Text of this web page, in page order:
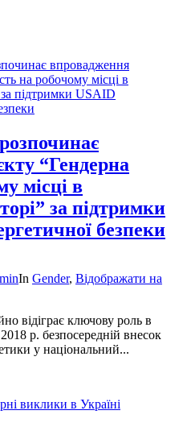
“Гендерна
місці в
за підтримки
безпеки
In Gender, Відображати на
відіграє ключову роль в
р. безпосередній внесок
у національний...